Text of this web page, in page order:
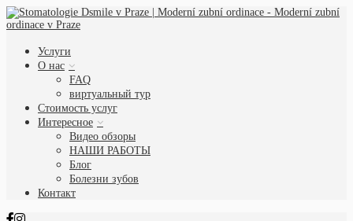
Услуги
О нас
FAQ
виртуальный тур
Стоимость услуг
Интересное
Видео обзоры
НАШИ РАБОТЫ
Блог
Болезни зубов
Контакт